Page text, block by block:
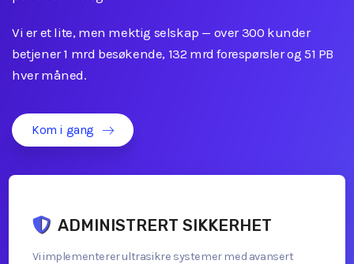
Vi er et lite, men mektig selskap — over 300 kunder
betjener 1 mrd besøkende, 132 mrd forespørsler og 51 PB
hver måned.
Kom i gang
ADMINISTRERT SIKKERHET
Vi implementerer ultrasikre systemer med avansert